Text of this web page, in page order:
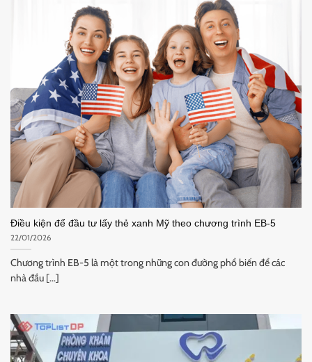
Điều kiện để đầu tư lấy thẻ xanh Mỹ theo chương trình EB-5
22/01/2026
Chương trình EB-5 là một trong những con đường phổ biến để các
nhà đầu [...]